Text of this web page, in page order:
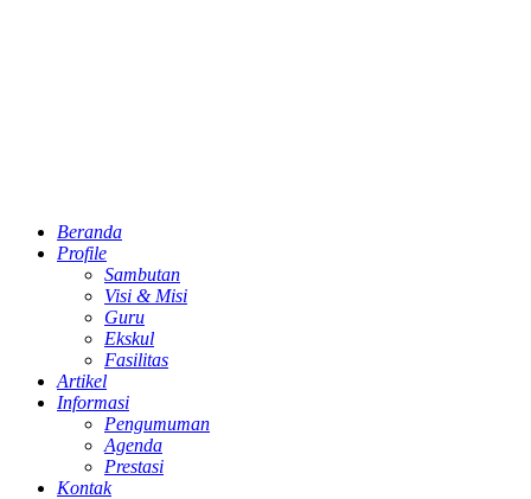
Beranda
Profile
Sambutan
Visi & Misi
Guru
Ekskul
Fasilitas
Artikel
Informasi
Pengumuman
Agenda
Prestasi
Kontak